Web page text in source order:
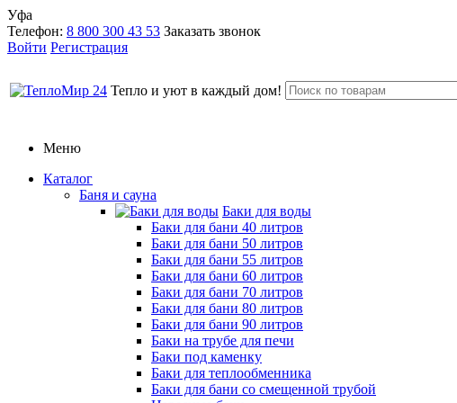
Уфа
Телефон: 8 800 300 43 53 Заказать звонок
Войти Регистрация
Тепло и уют в каждый дом!
Меню
Каталог
Баня и сауна
Баки для воды
Баки для бани 40 литров
Баки для бани 50 литров
Баки для бани 55 литров
Баки для бани 60 литров
Баки для бани 70 литров
Баки для бани 80 литров
Баки для бани 90 литров
Баки на трубе для печи
Баки под каменку
Баки для теплообменника
Баки для бани со смещенной трубой